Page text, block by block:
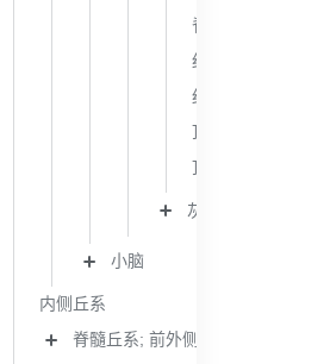
脊髓束
红核脑桥束
红核脊髓束
顶盖延髓束
顶盖脑桥束
灰质
小脑
内侧丘系
脊髓丘系; 前外侧束